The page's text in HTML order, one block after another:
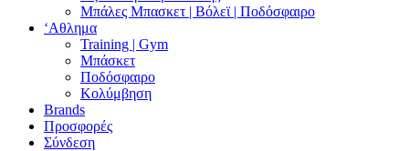
Μπάλες Μπασκετ | Βόλεϊ | Ποδόσφαιρο
‘Αθλημα
Training | Gym
Μπάσκετ
Ποδόσφαιρο
Κολύμβηση
Brands
Προσφορές
Σύνδεση